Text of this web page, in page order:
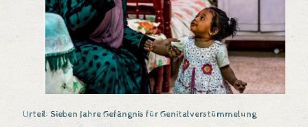
Urteil: Sieben Jahre Gefängnis für Genitalverstümmelung